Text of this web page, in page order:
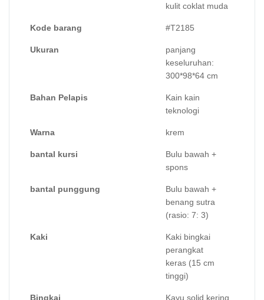
kulit coklat muda
Kode barang #T2185
Ukuran
panjang
keseluruhan:
300*98*64 cm
Bahan Pelapis
Kain kain
teknologi
Warna krem
bantal kursi
Bulu bawah +
spons
bantal punggung
Bulu bawah +
benang sutra
(rasio: 7: 3)
Kaki
Kaki bingkai
perangkat
keras (15 cm
tinggi)
Bingkai
Kayu solid kering